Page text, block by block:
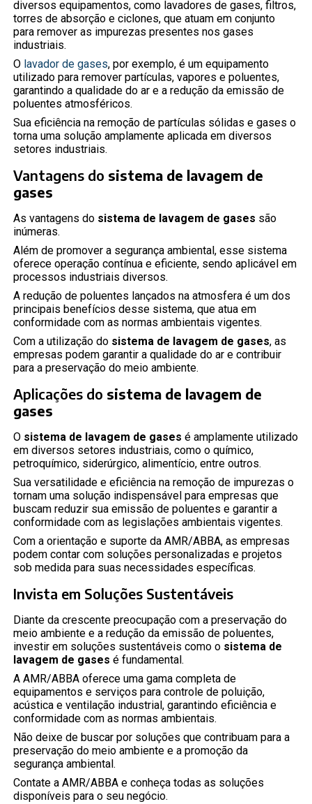
diversos equipamentos, como lavadores de gases, filtros,
torres de absorção e ciclones, que atuam em conjunto
para remover as impurezas presentes nos gases
industriais.
O lavador de gases, por exemplo, é um equipamento
utilizado para remover partículas, vapores e poluentes,
garantindo a qualidade do ar e a redução da emissão de
poluentes atmosféricos.
Sua eficiência na remoção de partículas sólidas e gases o
torna uma solução amplamente aplicada em diversos
setores industriais.
Vantagens do sistema de lavagem de
gases
As vantagens do sistema de lavagem de gases são
inúmeras.
Além de promover a segurança ambiental, esse sistema
oferece operação contínua e eficiente, sendo aplicável em
processos industriais diversos.
A redução de poluentes lançados na atmosfera é um dos
principais benefícios desse sistema, que atua em
conformidade com as normas ambientais vigentes.
Com a utilização do sistema de lavagem de gases, as
empresas podem garantir a qualidade do ar e contribuir
para a preservação do meio ambiente.
Aplicações do sistema de lavagem de
gases
O sistema de lavagem de gases é amplamente utilizado
em diversos setores industriais, como o químico,
petroquímico, siderúrgico, alimentício, entre outros.
Sua versatilidade e eficiência na remoção de impurezas o
tornam uma solução indispensável para empresas que
buscam reduzir sua emissão de poluentes e garantir a
conformidade com as legislações ambientais vigentes.
Com a orientação e suporte da AMR/ABBA, as empresas
podem contar com soluções personalizadas e projetos
sob medida para suas necessidades específicas.
Invista em Soluções Sustentáveis
Diante da crescente preocupação com a preservação do
meio ambiente e a redução da emissão de poluentes,
investir em soluções sustentáveis como o sistema de
lavagem de gases é fundamental.
A AMR/ABBA oferece uma gama completa de
equipamentos e serviços para controle de poluição,
acústica e ventilação industrial, garantindo eficiência e
conformidade com as normas ambientais.
Não deixe de buscar por soluções que contribuam para a
preservação do meio ambiente e a promoção da
segurança ambiental.
Contate a AMR/ABBA e conheça todas as soluções
disponíveis para o seu negócio.